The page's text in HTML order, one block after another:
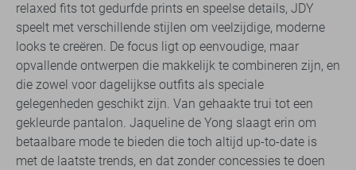
relaxed fits tot gedurfde prints en speelse details, JDY
speelt met verschillende stijlen om veelzijdige, moderne
looks te creëren. De focus ligt op eenvoudige, maar
opvallende ontwerpen die makkelijk te combineren zijn, en
die zowel voor dagelijkse outfits als speciale
gelegenheden geschikt zijn. Van gehaakte trui tot een
gekleurde pantalon. Jaqueline de Yong slaagt erin om
betaalbare mode te bieden die toch altijd up-to-date is
met de laatste trends, en dat zonder concessies te doen